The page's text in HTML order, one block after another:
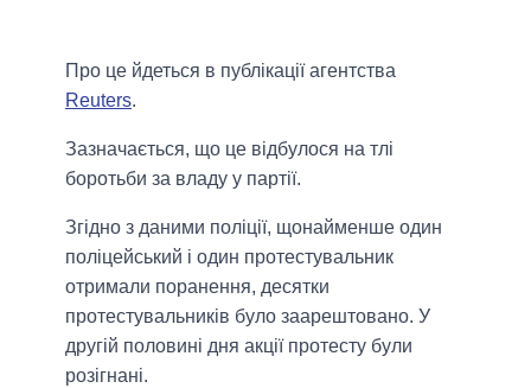
Про це йдеться в публікації агентства
Reuters.
Зазначається, що це відбулося на тлі
боротьби за владу у партії.
Згідно з даними поліції, щонайменше один
поліцейський і один протестувальник
отримали поранення, десятки
протестувальників було заарештовано. У
другій половині дня акції протесту були
розігнані.